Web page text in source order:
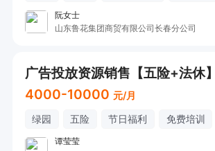
阮女士
山东鲁花集团商贸有限公司长春分公司
广告投放资源销售【五险+法休】
4000-10000 元/月
绿园 五险 节日福利 免费培训
谭莹莹